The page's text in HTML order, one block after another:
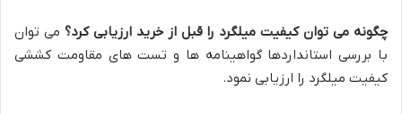
چگونه می توان کیفیت میلگرد را قبل از خرید ارزیابی کرد؟ می توان
با بررسی استانداردها گواهینامه ها و تست های مقاومت کششی
کیفیت میلگرد را ارزیابی نمود.